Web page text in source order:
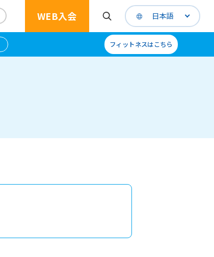
WEB入会 日本語
フィットネスはこちら